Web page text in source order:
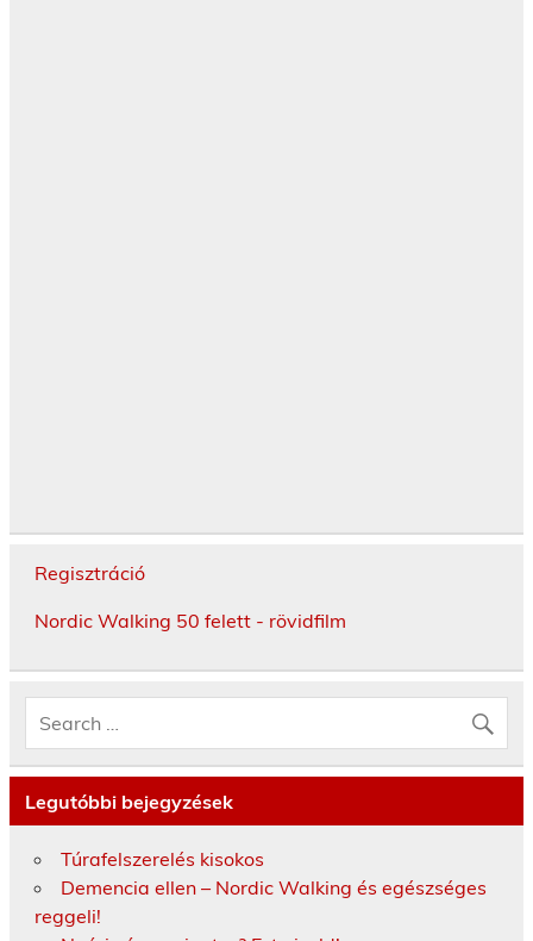
Regisztráció
Nordic Walking 50 felett - rövidfilm
Legutóbbi bejegyzések
Túrafelszerelés kisokos
Demencia ellen – Nordic Walking és egészséges
reggeli!